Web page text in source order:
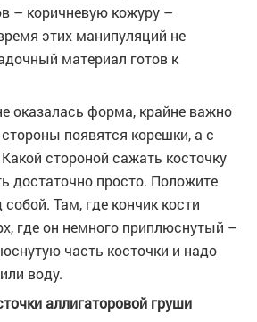
– коричневую кожуру –
этих манипуляций не
материал готов к
оказалась форма, крайне важно
появятся корешки, а с
стороной сажать косточку
достаточно просто. Положите
Там, где кончик кости
где он немного приплюснутый –
часть косточки и надо
воду.
аллигаторовой груши